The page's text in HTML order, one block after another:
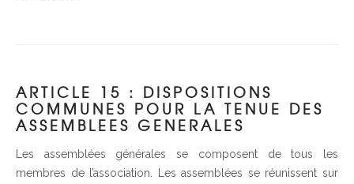
ARTICLE 15 : DISPOSITIONS
COMMUNES POUR LA TENUE DES
ASSEMBLEES GENERALES
Les assemblées générales se composent de tous les
membres de l’association. Les assemblées se réunissent sur